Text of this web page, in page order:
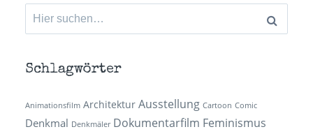
Suchen
nach:
Schlagwörter
Animationsfilm Architektur Ausstellung Cartoon Comic
Denkmal Denkmäler Dokumentarfilm Feminismus